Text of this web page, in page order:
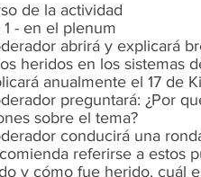
de la actividad
1 - en el plenum
abrirá y explicará
heridos en los sistemas
anualmente el 17 de
preguntará: ¿Por
sobre el tema?
conducirá una
referirse a estos
y cómo fue herido, cuál